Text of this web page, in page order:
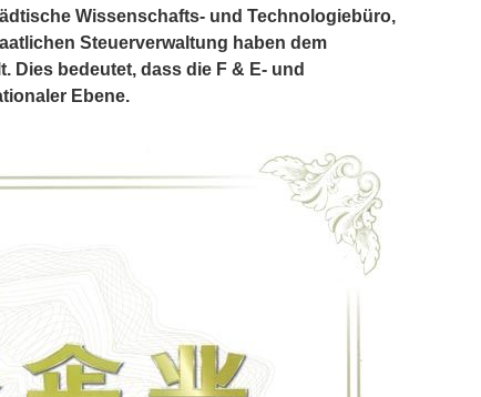
Wissenschafts- und Technologiebüro,
Steuerverwaltung haben dem
Dies bedeutet, dass die F & E- und
Ebene.